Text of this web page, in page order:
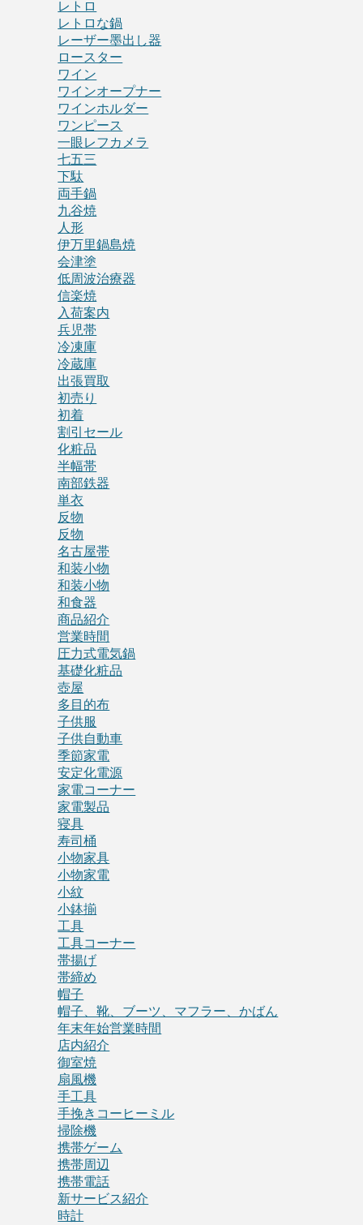
レトロ
レトロな鍋
レーザー墨出し器
ロースター
ワイン
ワインオープナー
ワインホルダー
ワンピース
一眼レフカメラ
七五三
下駄
両手鍋
九谷焼
人形
伊万里鍋島焼
会津塗
低周波治療器
信楽焼
入荷案内
兵児帯
冷凍庫
冷蔵庫
出張買取
初売り
初着
割引セール
化粧品
半幅帯
南部鉄器
単衣
反物
反物
名古屋帯
和装小物
和装小物
和食器
商品紹介
営業時間
圧力式電気鍋
基礎化粧品
壺屋
多目的布
子供服
子供自動車
季節家電
安定化電源
家電コーナー
家電製品
寝具
寿司桶
小物家具
小物家電
小紋
小鉢揃
工具
工具コーナー
帯揚げ
帯締め
帽子
帽子、靴、ブーツ、マフラー、かばん
年末年始営業時間
店内紹介
御室焼
扇風機
手工具
手挽きコーヒーミル
掃除機
携帯ゲーム
携帯周辺
携帯電話
新サービス紹介
時計